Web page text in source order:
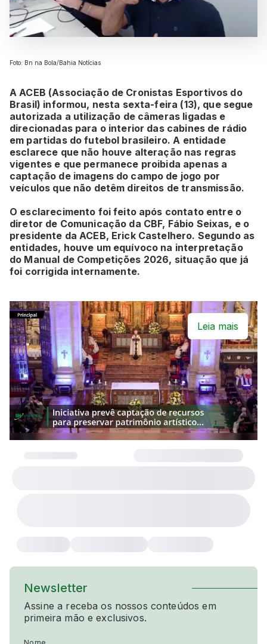
Foto: Bn na Bola/Bahia Notícias
A ACEB (Associação de Cronistas Esportivos do
Brasil) informou, nesta sexta-feira (13), que segue
autorizada a utilização de câmeras ligadas e
direcionadas para o interior das cabines de rádio
em partidas do futebol brasileiro. A entidade
esclarece que não houve alteração nas regras
vigentes e que permanece proibida apenas a
captação de imagens do campo de jogo por
veículos que não detêm direitos de transmissão.
O esclarecimento foi feito após contato entre o
diretor de Comunicação da CBF, Fábio Seixas, e o
presidente da ACEB, Erick Castelhero. Segundo as
entidades, houve um equívoco na interpretação
do Manual de Competições 2026, situação que já
foi corrigida internamente.
Leia mais
Newsletter
Assine a receba os nossos conteúdos em
primeira mão e exclusivos.